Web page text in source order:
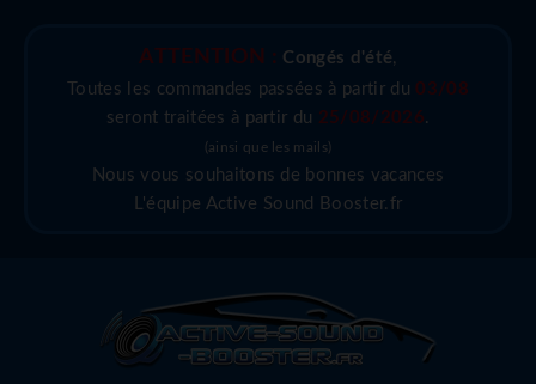
ATTENTION : Congés d'été,
Toutes les commandes passées à partir du 03/08
seront traitées à partir du 25/08/2026.
(ainsi que les mails)
Nous vous souhaitons de bonnes vacances
L'équipe Active Sound Booster.fr